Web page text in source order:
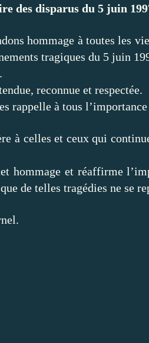
des disparus du 5 juin
hommage à toutes les
tragiques du 5 juin
reconnue et respectée.
rappelle à tous
à celles et ceux qui
hommage et réaffirme
de telles tragédies ne se